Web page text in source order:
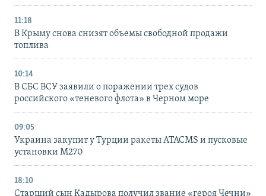
11:18
В Крыму снова снизят объемы свободной продажи
топлива
10:14
В СБС ВСУ заявили о поражении трех судов
российского «теневого флота» в Черном море
09:05
Украина закупит у Турции ракеты ATACMS и пусковые
установки M270
18:10
Старший сын Кадырова получил звание «героя Чечни»